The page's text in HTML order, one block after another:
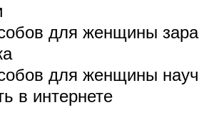
для женщины
для женщины
в интернете